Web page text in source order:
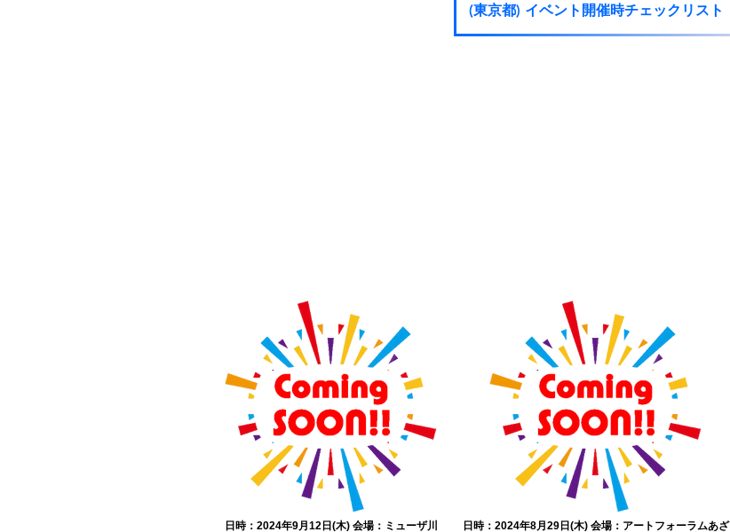
(東京都) イベント開催時チェックリスト
日時：2024年9月12日(木) 会場：ミューザ川
日時：2024年8月29日(木) 会場：アートフォーラムあざ